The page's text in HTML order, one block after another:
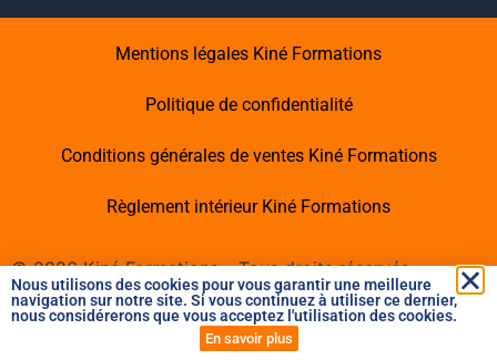
Mentions légales Kiné Formations
Politique de confidentialité
Conditions générales de ventes Kiné Formations
Règlement intérieur Kiné Formations
©2026Kiné Formations – Tous droits réservés -
Dernière mise à jour :10/08/2026
Nous utilisons des cookies pour vous garantir une meilleure
navigation sur notre site. Si vous continuez à utiliser ce dernier,
nous considérerons que vous acceptez l'utilisation des cookies.
En savoir plus